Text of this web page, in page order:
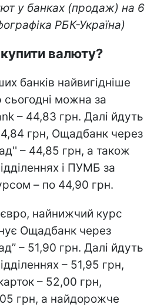
у банках (продаж) на 6
РБК-Україна)
валюту?
банків найвигідніше
сьогодні можна за
– 44,83 грн. Далі йдуть
грн, Ощадбанк через
– 44,85 грн, а також
і ПУМБ за
– по 44,90 грн.
найнижчий курс
Ощадбанк через
– 51,90 грн. Далі йдуть
– 51,95 грн,
– 52,00 грн,
грн, а найдорожче